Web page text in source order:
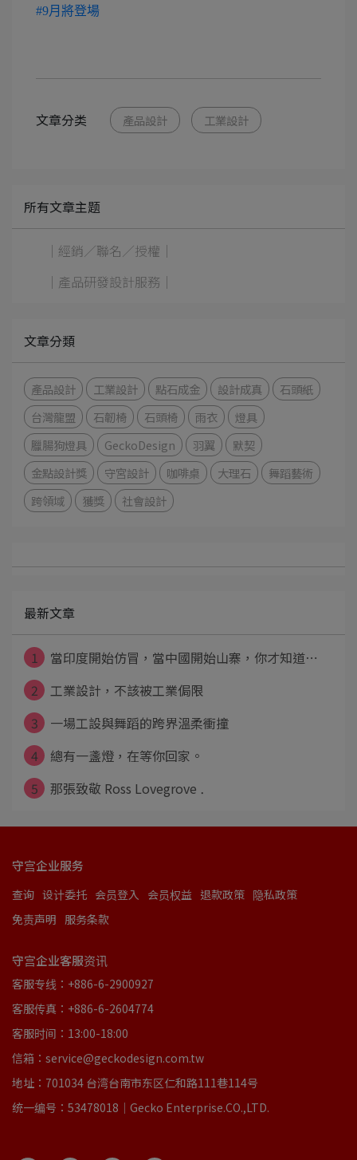
#9月將登場
文章分类 產品設計 工業設計
所有文章主题
｜經銷／聯名／授權｜
｜產品研發設計服務｜
文章分類
產品設計 工業設計 點石成金 設計成真
石頭紙
台灣龍盟
石韌椅 石頭椅 雨衣
燈具
臘腸狗燈具
GeckoDesign 羽翼
默契
金點設計獎
守宮設計 咖啡桌 大理石
舞蹈藝術
跨領域
獲獎 社會設計
最新文章
1
當印度開始仿冒，當中國開始山寨，你才知道⋯
2
工業設計，不該被工業侷限
3
一場工設與舞蹈的跨界溫柔衝撞
4
總有一盞燈，在等你回家。
5
那張致敬 Ross Lovegrove ⋯
守宫企业服务
查询 设计委托 会员登入 会员权益 退款政策 隐私政策
免责声明 服务条款
守宫企业客服资讯
客服专线：+886-6-2900927
客服传真：+886-6-2604774
客服时间：13:00-18:00
信箱：service@geckodesign.com.tw
地址：701034 台湾台南市东区仁和路111巷114号
统一编号：53478018｜Gecko Enterprise.CO.,LTD.